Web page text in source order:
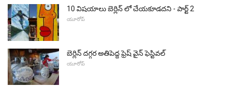
10 విషయాలు బెర్లిన్ లో చేయకూడదని - పార్ట్ 2
యూరోప్
బెర్లిన్ దగ్గర అతిపెద్ద ఫ్రెష్ వైన్ ఫెస్టివల్
యూరోప్